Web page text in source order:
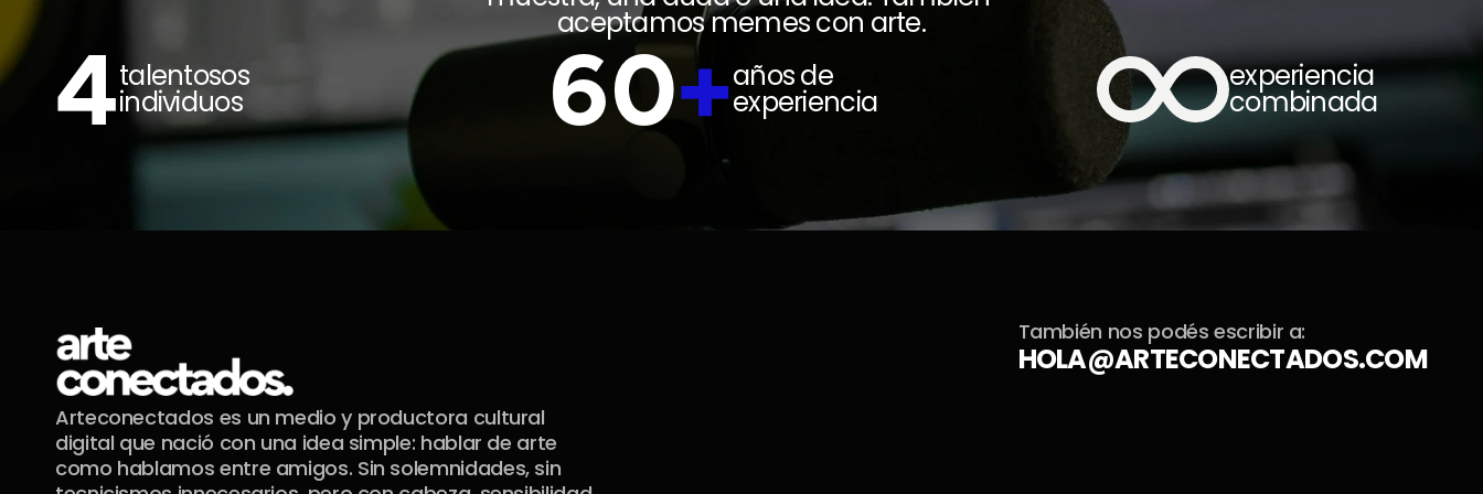
aceptamos memes con arte.
4talentosos
individuos 60+años de
experiencia
experiencia
combinada
Arteconectados es un medio y productora cultural
digital que nació con una idea simple: hablar de arte
como hablamos entre amigos. Sin solemnidades, sin
También nos podés escribir a:
HOLA@ARTECONECTADOS.COM